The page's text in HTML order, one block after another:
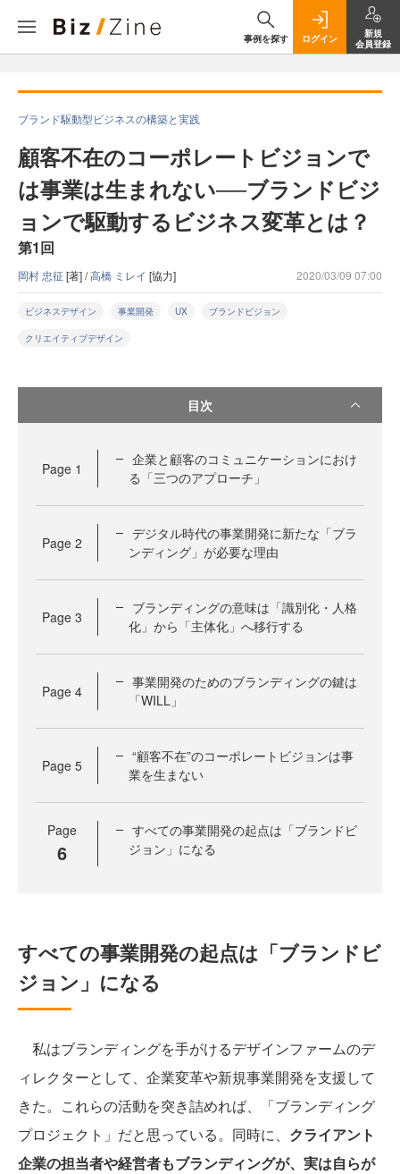
事例を探す ログイン
新規
会員登録
ブランド駆動型ビジネスの構築と実践
顧客不在のコーポレートビジョンで
は事業は生まれない──ブランドビジ
ョンで駆動するビジネス変革とは？
第1回
岡村 忠征 [著] /高橋 ミレイ [協力] 2020/03/09 07:00
ビジネスデザイン 事業開発 UX ブランドビジョン
クリエイティブデザイン
目次
Page 1
企業と顧客のコミュニケーションにおけ
る「三つのアプローチ」
Page 2
デジタル時代の事業開発に新たな「ブラ
ンディング」が必要な理由
Page 3
ブランディングの意味は「識別化・人格
化」から「主体化」へ移行する
Page 4
事業開発のためのブランディングの鍵は
「WILL」
Page 5
“顧客不在”のコーポレートビジョンは事
業を生まない
Page
6
すべての事業開発の起点は「ブランドビ
ジョン」になる
すべての事業開発の起点は「ブランドビ
ジョン」になる
私はブランディングを手がけるデザインファームのデ
ィレクターとして、企業変革や新規事業開発を支援して
きた。これらの活動を突き詰めれば、「ブランディング
プロジェクト」だと思っている。同時に、 クライアント
企業の担当者や経営者もブランディングが、実は自らが